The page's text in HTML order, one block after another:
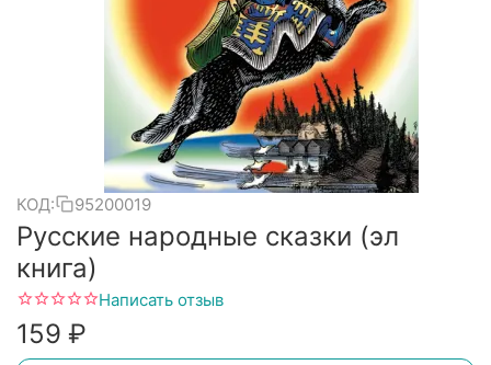
КОД: 95200019
Русские народные сказки (эл
книга)
Написать отзыв
‍159‍ ₽